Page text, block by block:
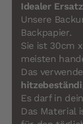
Idealer
Unsere
Backpapier.
Sie ist 30cm
meisten
Das
Es darf in
Das Material